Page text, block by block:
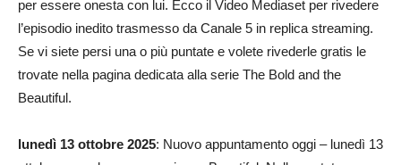
per essere onesta con lui. Ecco il Video Mediaset per rivedere
l’episodio inedito trasmesso da Canale 5 in replica streaming.
Se vi siete persi una o più puntate e volete rivederle gratis le
trovate nella pagina dedicata alla serie The Bold and the
Beautiful.
lunedì 13 ottobre 2025: Nuovo appuntamento oggi – lunedì 13